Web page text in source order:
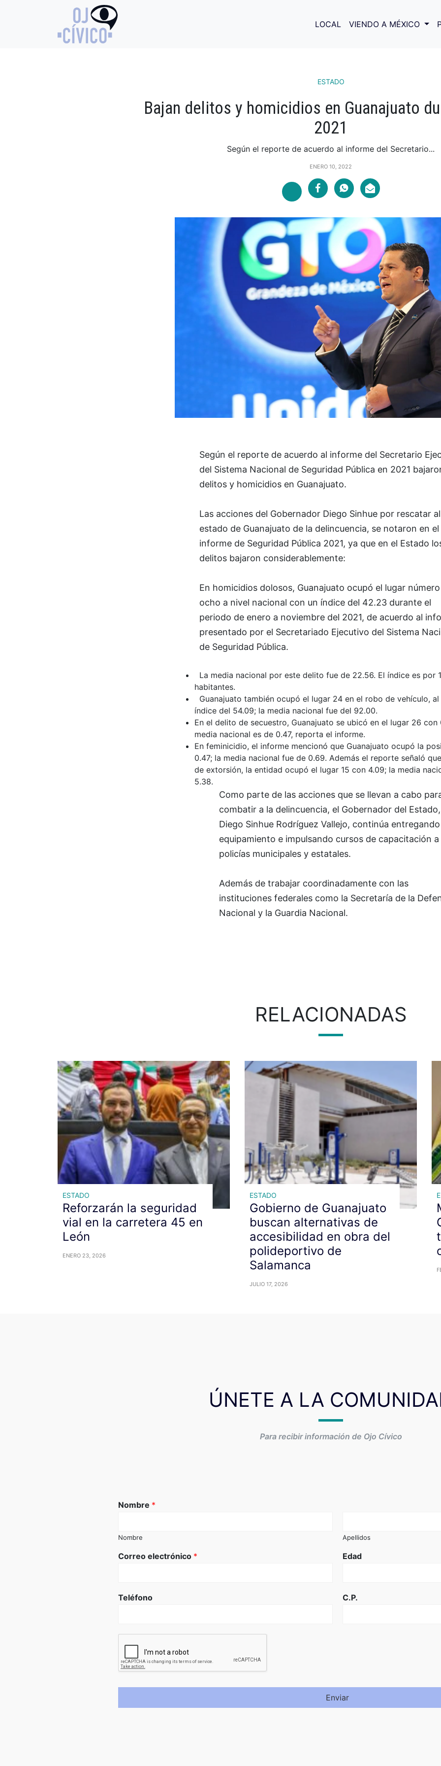
LOCAL VIENDO A MÉXICO
ESTADO
Bajan delitos y homicidios en Guanajuato
2021
Según el reporte de acuerdo al informe del Secretario...
ENERO 10, 2022
Según el reporte de acuerdo al informe del Secretario
del Sistema Nacional de Seguridad Pública en 2021
delitos y homicidios en Guanajuato.
Las acciones del Gobernador Diego Sinhue por rescatar al
estado de Guanajuato de la delincuencia, se notaron en el
informe de Seguridad Pública 2021, ya que en el Estado
delitos bajaron considerablemente:
En homicidios dolosos, Guanajuato ocupó el lugar número
ocho a nivel nacional con un índice del 42.23 durante el
periodo de enero a noviembre del 2021, de acuerdo al
presentado por el Secretariado Ejecutivo del Sistema
de Seguridad Pública.
La media nacional por este delito fue de 22.56. El índice es por
habitantes.
Guanajuato también ocupó el lugar 24 en el robo de vehículo,
índice del 54.09; la media nacional fue del 92.00.
En el delito de secuestro, Guanajuato se ubicó en el lugar 26 con
media nacional es de 0.47, reporta el informe.
En feminicidio, el informe mencionó que Guanajuato ocupó la
0.47; la media nacional fue de 0.69. Además el reporte señaló
de extorsión, la entidad ocupó el lugar 15 con 4.09; la media
5.38.
Como parte de las acciones que se llevan a cabo
combatir a la delincuencia, el Gobernador del Estado,
Diego Sinhue Rodríguez Vallejo, continúa entregando
equipamiento e impulsando cursos de capacitación a
policías municipales y estatales.
Además de trabajar coordinadamente con las
instituciones federales como la Secretaría de la
Nacional y la Guardia Nacional.
RELACIONADAS
ESTADO
Reforzarán la seguridad
vial en la carretera 45 en
León
ENERO 23, 2026
ESTADO
Gobierno de Guanajuato
buscan alternativas de
accesibilidad en obra del
polideportivo de
Salamanca
JULIO 17, 2026
ÚNETE A LA
Para recibir información de Ojo Cívico
Nombre *
Nombre Apellidos
Correo electrónico * Edad
Teléfono C.P.
Enviar